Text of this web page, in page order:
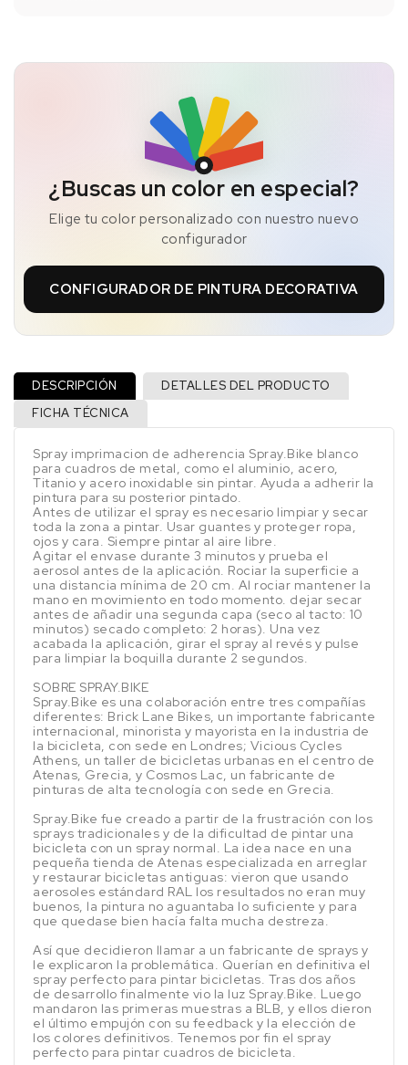
¿Buscas un color en especial?
Elige tu color personalizado con nuestro nuevo
configurador
CONFIGURADOR DE PINTURA DECORATIVA
DESCRIPCIÓN
DETALLES DEL PRODUCTO
FICHA TÉCNICA
Spray imprimacion de adherencia Spray.Bike blanco
para cuadros de metal, como el aluminio, acero,
Titanio y acero inoxidable sin pintar. Ayuda a adherir la
pintura para su posterior pintado.
Antes de utilizar el spray es necesario limpiar y secar
toda la zona a pintar. Usar guantes y proteger ropa,
ojos y cara. Siempre pintar al aire libre.
Agitar el envase durante 3 minutos y prueba el
aerosol antes de la aplicación. Rociar la superficie a
una distancia mínima de 20 cm. Al rociar mantener la
mano en movimiento en todo momento. dejar secar
antes de añadir una segunda capa (seco al tacto: 10
minutos) secado completo: 2 horas). Una vez
acabada la aplicación, girar el spray al revés y pulse
para limpiar la boquilla durante 2 segundos.
SOBRE SPRAY.BIKE
Spray.Bike es una colaboración entre tres compañías
diferentes: Brick Lane Bikes, un importante fabricante
internacional, minorista y mayorista en la industria de
la bicicleta, con sede en Londres; Vicious Cycles
Athens, un taller de bicicletas urbanas en el centro de
Atenas, Grecia, y Cosmos Lac, un fabricante de
pinturas de alta tecnología con sede en Grecia.
Spray.Bike fue creado a partir de la frustración con los
sprays tradicionales y de la dificultad de pintar una
bicicleta con un spray normal. La idea nace en una
pequeña tienda de Atenas especializada en arreglar
y restaurar bicicletas antiguas: vieron que usando
aerosoles estándard RAL los resultados no eran muy
buenos, la pintura no aguantaba lo suficiente y para
que quedase bien hacía falta mucha destreza.
Así que decidieron llamar a un fabricante de sprays y
le explicaron la problemática. Querían en definitiva el
spray perfecto para pintar bicicletas. Tras dos años
de desarrollo finalmente vio la luz Spray.Bike. Luego
mandaron las primeras muestras a BLB, y ellos dieron
el último empujón con su feedback y la elección de
los colores definitivos. Tenemos por fin el spray
perfecto para pintar cuadros de bicicleta.